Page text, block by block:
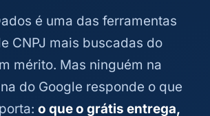
é uma das ferramentas
CNPJ mais buscadas do
mérito. Mas ninguém na
do Google responde o que
o que o grátis entrega,